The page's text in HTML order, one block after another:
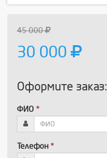
45 000
30 000
Оформите заказ:
ФИО *
Телефон *